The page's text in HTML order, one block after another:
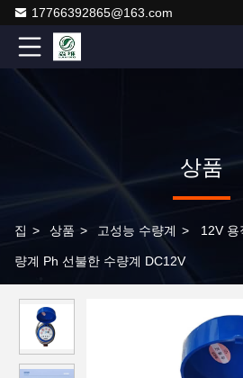
17766392865@163.com
상품
집 > 상품 > 고성능 수량계 > 12V 용
량계 Ph 선불한 수량계 DC12V